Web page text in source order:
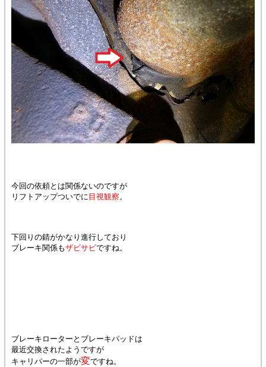
今回の依頼とは関係ないのですが
リフトアップついでに 目視観察 。
下回りの錆がかなり進行しており
ブレーキ関係もザビサビですね。
ブレーキローターとブレーキパッドは
最近交換されたようですが
キャリパーの一部が変ですね。